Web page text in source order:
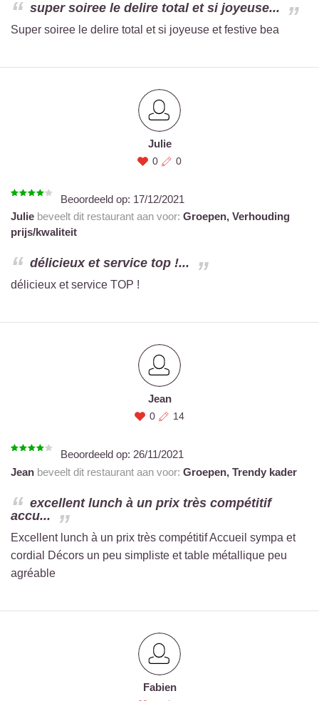
super soiree le delire total et si joyeuse...
Super soiree le delire total et si joyeuse et festive bea
Julie
0 0
Beoordeeld op: 17/12/2021
Julie beveelt dit restaurant aan voor: Groepen, Verhouding
prijs/kwaliteit
délicieux et service top !...
délicieux et service TOP !
Jean
0 14
Beoordeeld op: 26/11/2021
Jean beveelt dit restaurant aan voor: Groepen, Trendy kader
excellent lunch à un prix très compétitif
accu...
Excellent lunch à un prix très compétitif Accueil sympa et
cordial Décors un peu simpliste et table métallique peu
agréable
Fabien